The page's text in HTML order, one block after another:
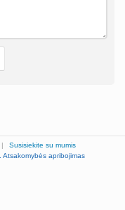
|
Susisiekite su mumis
Atsakomybės apribojimas